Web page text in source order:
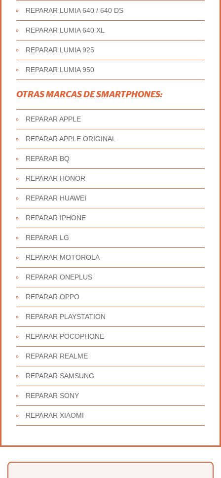
REPARAR LUMIA 640 / 640 DS
REPARAR LUMIA 640 XL
REPARAR LUMIA 925
REPARAR LUMIA 950
OTRAS MARCAS DE SMARTPHONES:
REPARAR APPLE
REPARAR APPLE ORIGINAL
REPARAR BQ
REPARAR HONOR
REPARAR HUAWEI
REPARAR IPHONE
REPARAR LG
REPARAR MOTOROLA
REPARAR ONEPLUS
REPARAR OPPO
REPARAR PLAYSTATION
REPARAR POCOPHONE
REPARAR REALME
REPARAR SAMSUNG
REPARAR SONY
REPARAR XIAOMI